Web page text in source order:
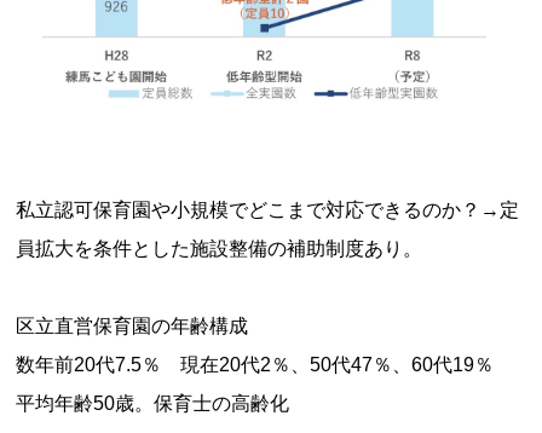
私立認可保育園や小規模でどこまで対応できるのか？→定
員拡大を条件とした施設整備の補助制度あり。
区立直営保育園の年齢構成
数年前20代7.5％ 現在20代2％、50代47％、60代19％
平均年齢50歳。保育士の高齢化